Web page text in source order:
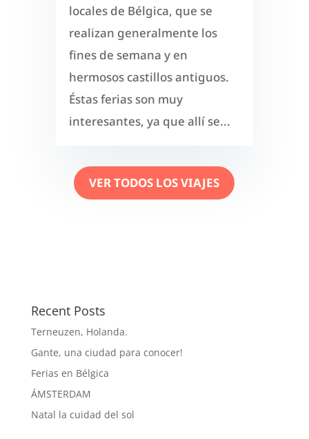
locales de Bélgica, que se
realizan generalmente los
fines de semana y en
hermosos castillos antiguos.
Éstas ferias son muy
interesantes, ya que allí se...
VER TODOS LOS VIAJES
Recent Posts
Terneuzen, Holanda.
Gante, una ciudad para conocer!
Ferias en Bélgica
ÁMSTERDAM
Natal la cuidad del sol